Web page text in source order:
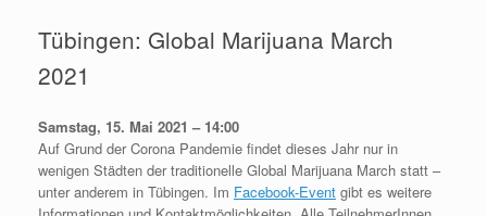
Tübingen: Global Marijuana March
2021
Samstag, 15. Mai 2021 – 14:00
Auf Grund der Corona Pandemie findet dieses Jahr nur in
wenigen Städten der traditionelle Global Marijuana March statt –
unter anderem in Tübingen. Im Facebook-Event gibt es weitere